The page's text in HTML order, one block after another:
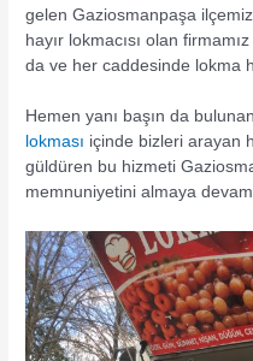
gelen Gaziosmanpaşa
hayır lokmacısı olan
da ve her caddesinde lokma
Hemen yanı başın da
lokması içinde bizleri arayan
güldüren bu hizmeti
memnuniyetini almaya